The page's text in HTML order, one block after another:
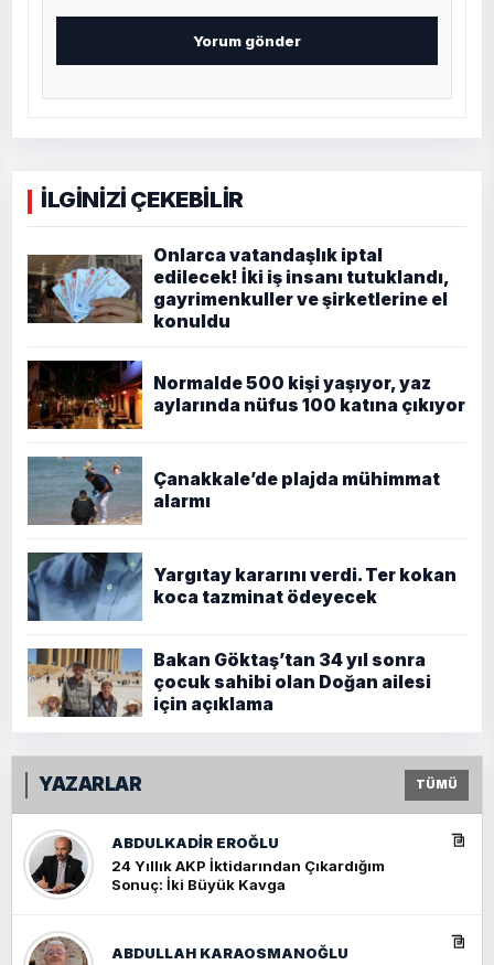
İLGİNİZİ ÇEKEBİLİR
Onlarca vatandaşlık iptal
edilecek! İki iş insanı tutuklandı,
gayrimenkuller ve şirketlerine el
konuldu
Normalde 500 kişi yaşıyor, yaz
aylarında nüfus 100 katına çıkıyor
Çanakkale’de plajda mühimmat
alarmı
Yargıtay kararını verdi. Ter kokan
koca tazminat ödeyecek
Bakan Göktaş’tan 34 yıl sonra
çocuk sahibi olan Doğan ailesi
için açıklama
YAZARLAR TÜMÜ
ABDULKADIR EROĞLU
24 Yıllık AKP İktidarından Çıkardığım
Sonuç: İki Büyük Kavga
ABDULLAH KARAOSMANOĞLU